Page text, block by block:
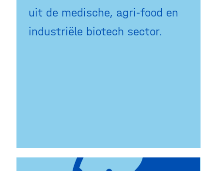
uit de medische, agri-food en
industriële biotech sector.